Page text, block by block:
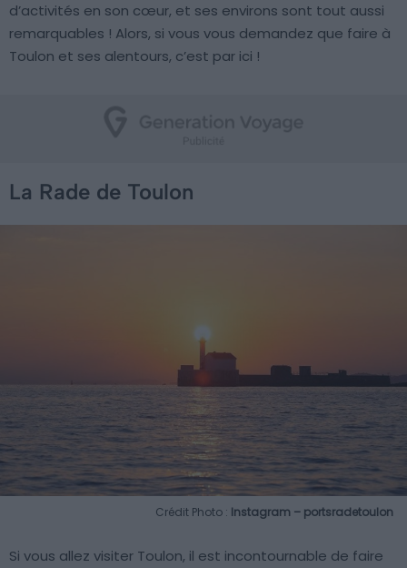
d’activités en son cœur, et ses environs sont tout aussi
remarquables ! Alors, si vous vous demandez que faire à
Toulon et ses alentours, c’est par ici !
La Rade de Toulon
Crédit Photo : Instagram – portsradetoulon
Si vous allez visiter Toulon, il est incontournable de faire